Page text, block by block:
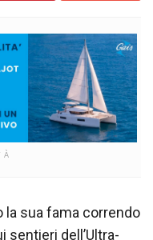
la sua fama correndo
sentieri dell’Ultra-